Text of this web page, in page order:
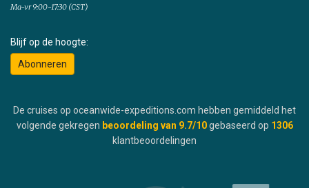
Ma-vr 9:00-17:30 (CST)
Blijf op de hoogte:
Abonneren
De cruises op oceanwide-expeditions.com hebben gemiddeld het
volgende gekregen beoordeling van 9.7/10 gebaseerd op 1306
klantbeoordelingen